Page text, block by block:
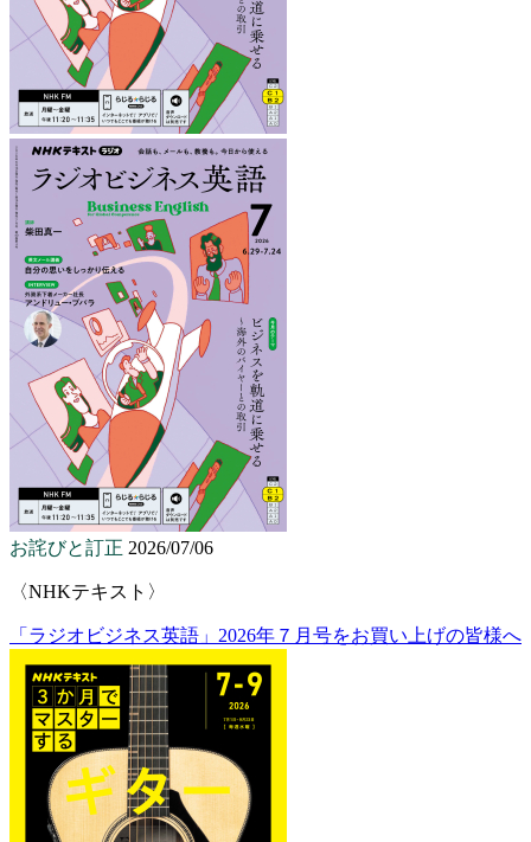
お詫びと訂正 2026/07/06
〈NHKテキスト〉
「ラジオビジネス英語」2026年７月号をお買い上げの皆様へ